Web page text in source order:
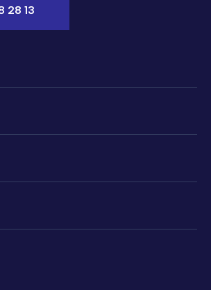
28 13